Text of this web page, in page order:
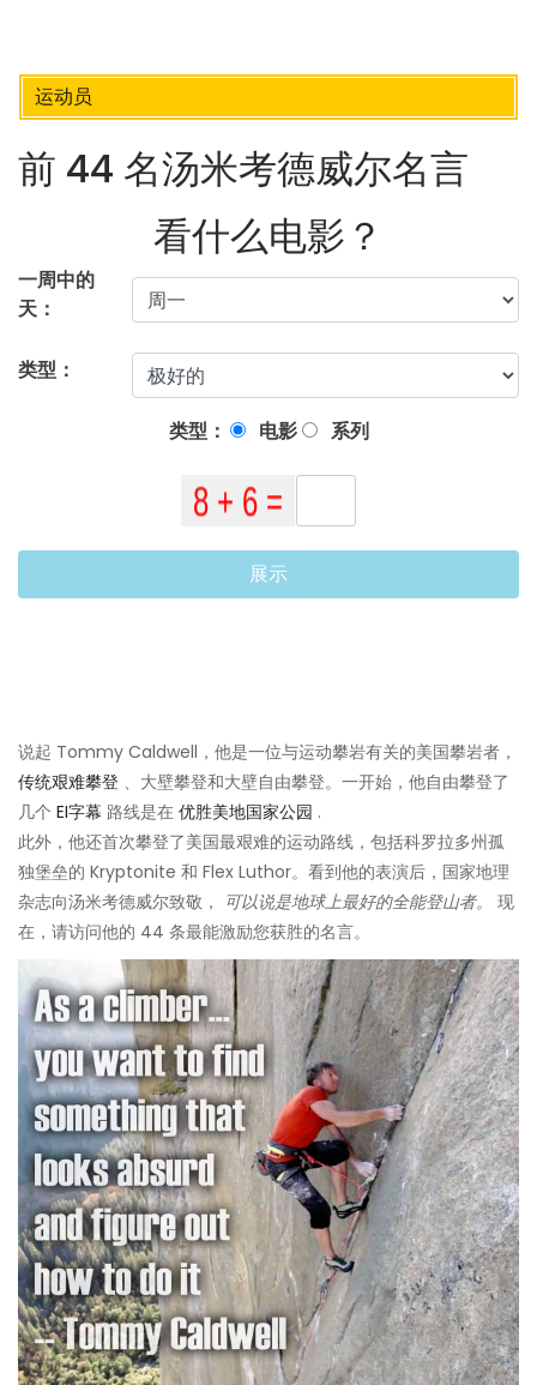
运动员
前 44 名汤米考德威尔名言
看什么电影？
一周中的
天：
类型：
类型： 电影 系列
展示
说起 Tommy Caldwell，他是一位与运动攀岩有关的美国攀岩者，
传统艰难攀登 、大壁攀登和大壁自由攀登。一开始，他自由攀登了
几个 EI字幕 路线是在 优胜美地国家公园 .
此外，他还首次攀登了美国最艰难的运动路线，包括科罗拉多州孤
独堡垒的 Kryptonite 和 Flex Luthor。看到他的表演后，国家地理
杂志向汤米考德威尔致敬，
可以说是地球上最好的全能登山者。
现
在，请访问他的 44 条最能激励您获胜的名言。